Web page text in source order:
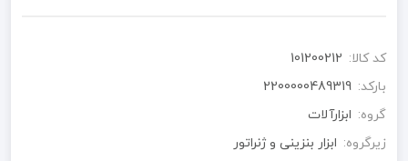
کد کالا: 101200212
بارکد: 2200000489319
گروه: ابزارآلات
زیرگروه: ابزار بنزینی و ژنراتور